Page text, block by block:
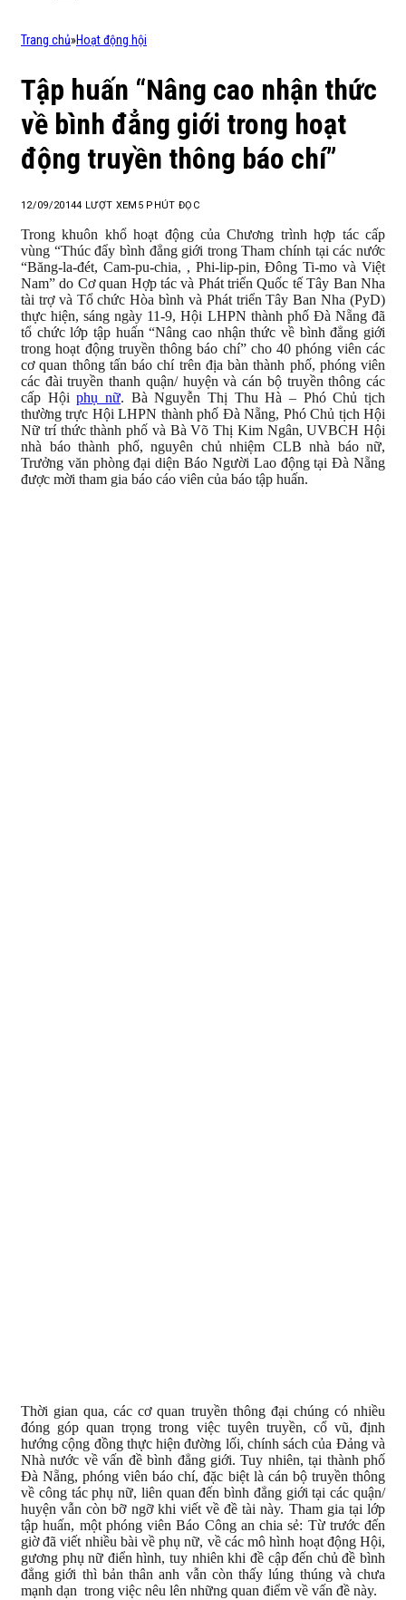
Trang chủ»Hoạt động hội
Tập huấn “Nâng cao nhận thức
về bình đẳng giới trong hoạt
động truyền thông báo chí”
12/09/20144 LƯỢT XEM 5 PHÚT ĐỌC
Trong khuôn khổ hoạt động của Chương trình hợp tác cấp
vùng “Thúc đẩy bình đẳng giới trong Tham chính tại các nước
“Băng-la-đét, Cam-pu-chia, , Phi-lip-pin, Đông Ti-mo và Việt
Nam” do Cơ quan Hợp tác và Phát triển Quốc tế Tây Ban Nha
tài trợ và Tổ chức Hòa bình và Phát triển Tây Ban Nha (PyD)
thực hiện, sáng ngày 11-9, Hội LHPN thành phố Đà Nẵng đã
tổ chức lớp tập huấn “Nâng cao nhận thức về bình đẳng giới
trong hoạt động truyền thông báo chí” cho 40 phóng viên các
cơ quan thông tấn báo chí trên địa bàn thành phố, phóng viên
các đài truyền thanh quận/ huyện và cán bộ truyền thông các
cấp Hộiphụ nữ. Bà Nguyễn Thị Thu Hà – Phó Chủ tịch
thường trực Hội LHPN thành phố Đà Nẵng, Phó Chủ tịch Hội
Nữ trí thức thành phố và Bà Võ Thị Kim Ngân, UVBCH Hội
nhà báo thành phố, nguyên chủ nhiệm CLB nhà báo nữ,
Trưởng văn phòng đại diện Báo Người Lao động tại Đà Nẵng
được mời tham gia báo cáo viên của báo tập huấn.
Thời gian qua, các cơ quan truyền thông đại chúng có nhiều
đóng góp quan trọng trong việc tuyên truyền, cổ vũ, định
hướng cộng đồng thực hiện đường lối, chính sách của Đảng và
Nhà nước về vấn đề bình đẳng giới. Tuy nhiên, tại thành phố
Đà Nẵng, phóng viên báo chí, đặc biệt là cán bộ truyền thông
về công tác phụ nữ, liên quan đến bình đẳng giới tại các quận/
huyện vẫn còn bỡ ngỡ khi viết về đề tài này. Tham gia tại lớp
tập huấn, một phóng viên Báo Công an chia sẻ: Từ trước đến
giờ đã viết nhiều bài về phụ nữ, về các mô hình hoạt động Hội,
gương phụ nữ điển hình, tuy nhiên khi đề cập đến chủ đề bình
đẳng giới thì bản thân anh vẫn còn thấy lúng thúng và chưa
mạnh dạn trong việc nêu lên những quan điểm về vấn đề này.